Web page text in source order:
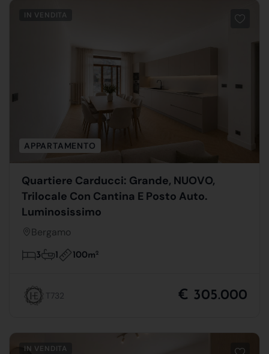
IN VENDITA
APPARTAMENTO
Quartiere Carducci: Grande, NUOVO,
Trilocale Con Cantina E Posto Auto.
Luminosissimo
Bergamo
3 1 100m2
T732 € 305.000
IN VENDITA